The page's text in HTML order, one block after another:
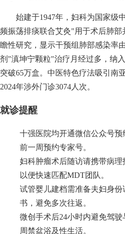
始建于1947年，妇科为国家级
频振荡排痰联合艾灸"用于术后肺部
瞻性研究，显示干预组肺部感染率
剂"滇坤宁颗粒"治疗月经过多，纳
突破65万盒。中医特色疗法吸引南
2024年涉外门诊3074人次。
就诊提醒
十强医院均开通微信公众号预
前一周预约专家号。
妇科肿瘤术后随访请携带病理
以便快速匹配MDT团队。
试管婴儿建档需准备夫妇身
书，避免多次往返。
微创手术后24小时内避免驾
周禁盆浴及性生活。